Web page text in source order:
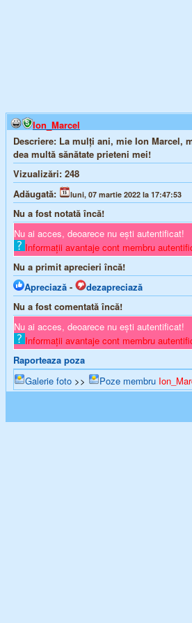
Ion_Marcel
Descriere: La mulți ani, mie Ion Marcel,
dea multă sănătate prieteni mei!
Vizualizări: 248
Adăugată:
luni, 07 martie 2022 la 17:47:53
Nu a fost notată încă!
Nu ai acces, deoarece nu ești autentificat!
Informații avantaje cont membru
Nu a primit aprecieri încă!
Apreciază -
dezapreciază
Nu a fost comentată încă!
Nu ai acces, deoarece nu ești autentificat!
Informații avantaje cont membru
Raporteaza poza
Galerie foto >> Poze membru